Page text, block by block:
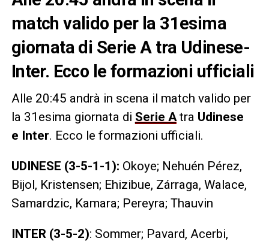
match valido per la 31esima
giornata di Serie A tra Udinese-
Inter. Ecco le formazioni ufficiali
Alle 20:45 andrà in scena il match valido per
la 31esima giornata di Serie Atra Udinese
e Inter. Ecco le formazioni ufficiali.
UDINESE (3-5-1-1): Okoye; Nehuén Pérez,
Bijol, Kristensen; Ehizibue, Zárraga, Walace,
Samardzic, Kamara; Pereyra; Thauvin
INTER (3-5-2): Sommer; Pavard, Acerbi,